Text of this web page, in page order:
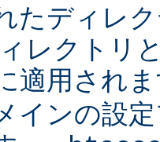
たディレ
レクトリ
適用され
インの設